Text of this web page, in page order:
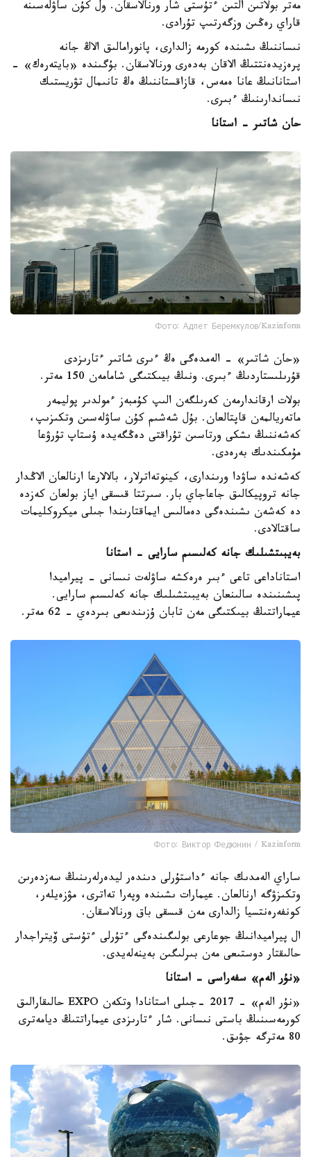
مەتر بولاتىن التىن ءتۇستى شار ورنالاسقان. ول كۇن ساۋلەسىنە
قاراي رەڭىن وزگەرتىپ تۇرادى.
نىساننىڭ ىشىندە كورمە زالدارى، پانورامالىق الاڭ جانە
پرەزيدەنتتىڭ الاقان بەدەرى ورنالاسقان. بۇگىندە «بايتەرەك» -
استانانىڭ عانا ەمەس، قازاقستاننىڭ ەڭ تانىمال تۋريستىك
نىساندارىنىڭ ءبىرى.
حان شاتىر - استانا
Фото: Адлет Беремкулов/Kazinform
«حان شاتىر» - الەمدەگى ەڭ ءىرى شاتىر ءتارىزدى
قۇرىلىستاردىڭ ءبىرى. ونىڭ بيىكتىگى شامامەن 150 مەتر.
بولات ارقاندارمەن كەرىلگەن الىپ كۇمبەز ءمولدىر پوليمەر
ماتەريالمەن قاپتالعان. بۇل شەشىم كۇن ساۋلەسىن وتكىزىپ،
كەشەننىڭ ىشكى ورتاسىن تۇراقتى دەڭگەيدە ۇستاپ تۇرۋعا
مۇمكىندىك بەرەدى.
كەشەندە ساۋدا ورىندارى، كينوتەاترلار، بالالارعا ارنالعان الاڭدار
جانە تروپيكالىق جاعاجاي بار. سىرتتا قىسقى اياز بولعان كەزدە
دە كەشەن ىشىندەگى دەمالىس ايماقتارىندا جىلى ميكروكليمات
ساقتالادى.
بەيبىتشىلىك جانە كەلىسىم سارايى - استانا
استاناداعى تاعى ءبىر ەرەكشە ساۋلەت نىسانى - پيراميدا
پىشىنىندە سالىنعان بەيبىتشىلىك جانە كەلىسىم سارايى.
عيماراتتىڭ بيىكتىگى مەن تابان ۇزىندىعى بىردەي - 62 مەتر.
Фото: Виктор Федюнин / Kazinform
ساراي الەمدىك جانە ءداستۇرلى دىندەر ليدەرلەرىنىڭ سەزدەرىن
وتكىزۋگە ارنالعان. عيمارات ىشىندە وپەرا تەاترى، مۋزەيلەر،
كونفەرەنتسيا زالدارى مەن قىسقى باق ورنالاسقان.
ال پيراميدانىڭ جوعارعى بولىگىندەگى ءتۇرلى ءتۇستى ۆيتراجدار
حالىقتار دوستىعى مەن بىرلىگىن بەينەلەيدى.
«نۇر الەم» سفەراسى - استانا
«نۇر الەم» - 2017 -جىلى استانادا وتكەن EXPO حالىقارالىق
كورمەسىنىڭ باستى نىسانى. شار ءتارىزدى عيماراتتىڭ ديامەترى
80 مەترگە جۋىق.